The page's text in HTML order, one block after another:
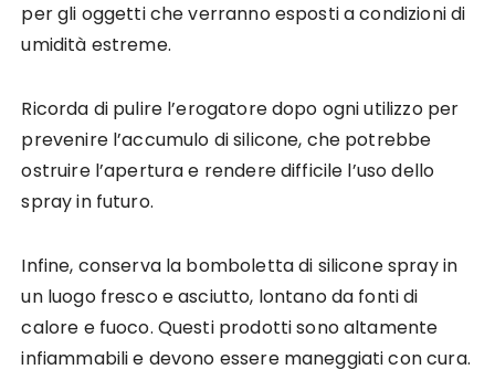
per gli oggetti che verranno esposti a condizioni di
umidità estreme.
Ricorda di pulire l’erogatore dopo ogni utilizzo per
prevenire l’accumulo di silicone, che potrebbe
ostruire l’apertura e rendere difficile l’uso dello
spray in futuro.
Infine, conserva la bomboletta di silicone spray in
un luogo fresco e asciutto, lontano da fonti di
calore e fuoco. Questi prodotti sono altamente
infiammabili e devono essere maneggiati con cura.